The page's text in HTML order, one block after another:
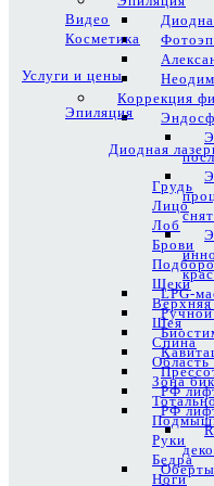
Видео
Косметика
Услуги и цены
Эпиляция
Диодная
Грудь
Лицо
Лоб
Брови
Щеки
Верхняя
Шея
Спина
Область
Зона
Руки
Бедра
Ноги
Коррекция
LPG-
РФ
РФ